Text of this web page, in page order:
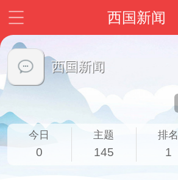
西国新闻
西国新闻
今日
0
主题
145
排名
1